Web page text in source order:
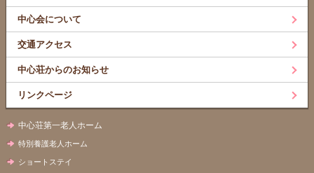
中心会について
交通アクセス
中心荘からのお知らせ
リンクページ
中心荘第一老人ホーム
特別養護老人ホーム
ショートステイ